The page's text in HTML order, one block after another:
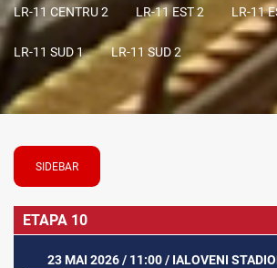
LR-11 CENTRU 2 LR-11 EST 2 LR-11
LR-11 SUD 1 LR-11 SUD 2
SIDEBAR
ETAPA 10
23 MAI 2026 / 11:00 / IALOVENI